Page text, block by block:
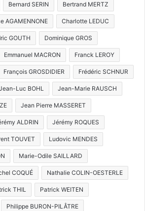
Bernard SERIN Bertrand MERTZ
AGAMENNONE Charlotte LEDUC
GOUTH Dominique GROS
Emmanuel MACRON Franck LEROY
François GROSDIDIER Frédéric SCHNUR
Luc BOHL Jean-Marie RAUSCH
Jean Pierre MASSERET
ALDRIN Jérémy ROQUES
TOUVET Ludovic MENDES
Marie-Odile SAILLARD
COQUÉ Nathalie COLIN-OESTERLE
THIL Patrick WEITEN
Philippe BURON-PILÂTRE